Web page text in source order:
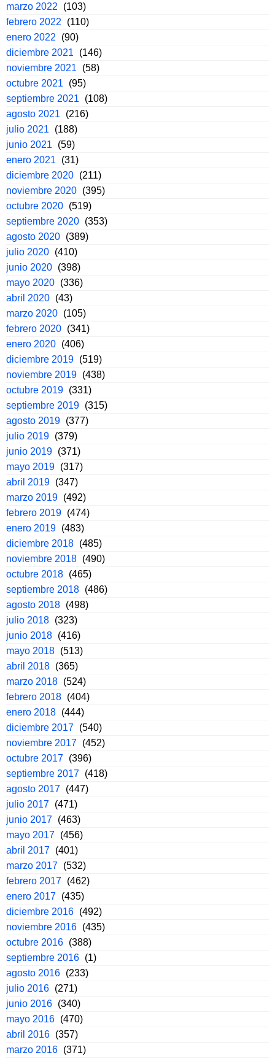
marzo 2022
(103)
febrero 2022
(110)
enero 2022
(90)
diciembre 2021
(146)
noviembre 2021
(58)
octubre 2021
(95)
septiembre 2021
(108)
agosto 2021
(216)
julio 2021
(188)
junio 2021
(59)
enero 2021
(31)
diciembre 2020 (211)
noviembre 2020 (395)
octubre 2020 (519)
septiembre 2020 (353)
agosto 2020 (389)
julio 2020 (410)
junio 2020 (398)
mayo 2020 (336)
abril 2020 (43)
marzo 2020 (105)
febrero 2020 (341)
enero 2020 (406)
diciembre 2019 (519)
noviembre 2019 (438)
octubre 2019 (331)
septiembre 2019 (315)
agosto 2019 (377)
julio 2019 (379)
junio 2019 (371)
mayo 2019 (317)
abril 2019 (347)
marzo 2019 (492)
febrero 2019 (474)
enero 2019 (483)
diciembre 2018 (485)
noviembre 2018 (490)
octubre 2018 (465)
septiembre 2018 (486)
agosto 2018 (498)
julio 2018 (323)
junio 2018 (416)
mayo 2018 (513)
abril 2018 (365)
marzo 2018 (524)
febrero 2018 (404)
enero 2018 (444)
diciembre 2017 (540)
noviembre 2017 (452)
octubre 2017 (396)
septiembre 2017 (418)
agosto 2017 (447)
julio 2017 (471)
junio 2017 (463)
mayo 2017 (456)
abril 2017 (401)
marzo 2017 (532)
febrero 2017 (462)
enero 2017 (435)
diciembre 2016 (492)
noviembre 2016 (435)
octubre 2016 (388)
septiembre 2016 (1)
agosto 2016 (233)
julio 2016 (271)
junio 2016 (340)
mayo 2016 (470)
abril 2016 (357)
marzo 2016 (371)